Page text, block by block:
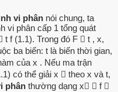
vi phân nói chung, ta
vi phân cấp 1 tổng quát
f (1.1). Trong đó F  t , x,
ba biến: t là biến thời gian,
của x . Nếu ma trận
có thể giải x  theo x và t,
phân thường dạng x  f 